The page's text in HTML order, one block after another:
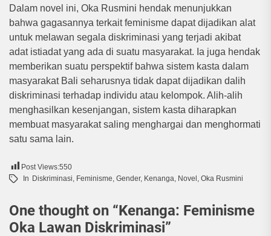
Dalam novel ini, Oka Rusmini hendak menunjukkan
bahwa gagasannya terkait feminisme dapat dijadikan alat
untuk melawan segala diskriminasi yang terjadi akibat
adat istiadat yang ada di suatu masyarakat. Ia juga hendak
memberikan suatu perspektif bahwa sistem kasta dalam
masyarakat Bali seharusnya tidak dapat dijadikan dalih
diskriminasi terhadap individu atau kelompok. Alih-alih
menghasilkan kesenjangan, sistem kasta diharapkan
membuat masyarakat saling menghargai dan menghormati
satu sama lain.
Post Views:550
In Diskriminasi, Feminisme, Gender, Kenanga, Novel, Oka Rusmini
One thought on “Kenanga: Feminisme
Oka Lawan Diskriminasi”